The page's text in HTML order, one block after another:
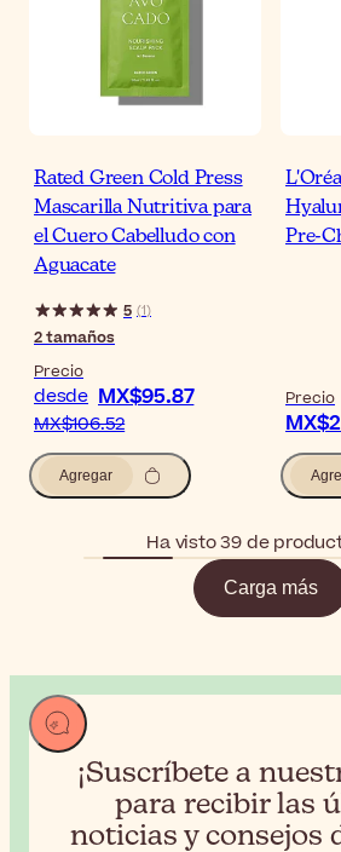
Rated Green Cold Press
Mascarilla Nutritiva para
el Cuero Cabelludo con
Aguacate
5 (1)
2tamaños
Precio
desde MX$95.87
MX$106.52
Agregar
Pre-
Precio
Ha visto 39 de
Carga más
¡Suscríbete a
para recibir las
noticias y consejos